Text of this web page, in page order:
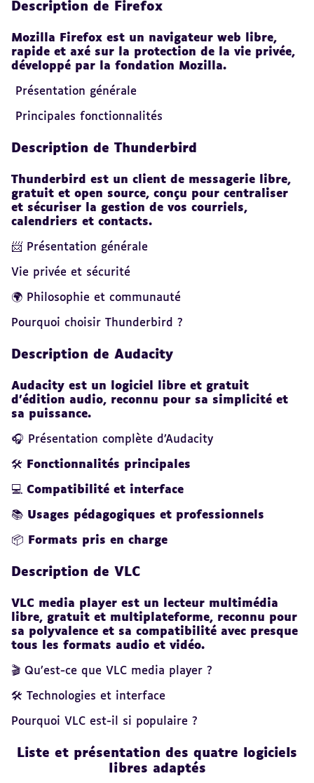
Description de Firefox
Mozilla Firefox est un navigateur web libre,
rapide et axé sur la protection de la vie privée,
développé par la fondation Mozilla.
Présentation générale
Principales fonctionnalités
Description de Thunderbird
Thunderbird est un client de messagerie libre,
gratuit et open source, conçu pour centraliser
et sécuriser la gestion de vos courriels,
calendriers et contacts.
📨 Présentation générale
Vie privée et sécurité
🌍 Philosophie et communauté
Pourquoi choisir Thunderbird ?
Description de Audacity
Audacity est un logiciel libre et gratuit
d’édition audio, reconnu pour sa simplicité et
sa puissance.
🎧 Présentation complète d’Audacity
🛠️ Fonctionnalités principales
💻 Compatibilité et interface
📚 Usages pédagogiques et professionnels
📦 Formats pris en charge
Description de VLC
VLC media player est un lecteur multimédia
libre, gratuit et multiplateforme, reconnu pour
sa polyvalence et sa compatibilité avec presque
tous les formats audio et vidéo.
🎬 Qu’est-ce que VLC media player ?
🛠️ Technologies et interface
Pourquoi VLC est-il si populaire ?
Liste et présentation des quatre logiciels
libres adaptés